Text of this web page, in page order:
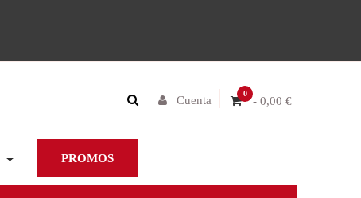
0
- 0,00 €
Cuenta
PROMOS